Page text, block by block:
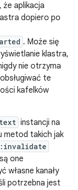
aplikacja
dopiero po
. Może się
klastra,
nie otrzyma
te
kafelków
instancji na
metod takich jak
one
własne kanały
potrzebna jest